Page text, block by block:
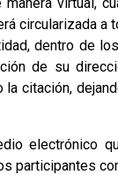
circularizada
dentro de
de su
citación,
electrónico
participantes